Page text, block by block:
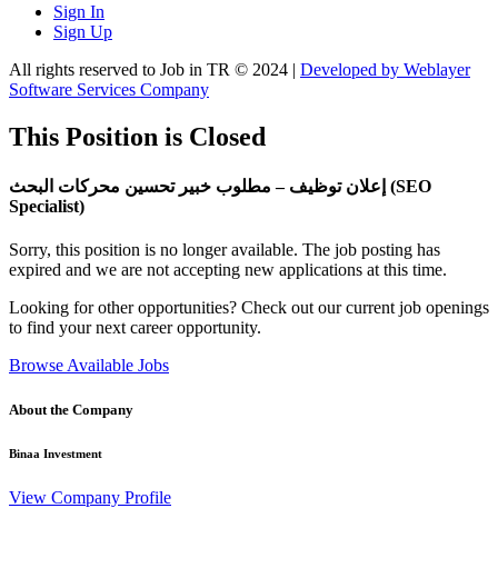
Sign In
Sign Up
All rights reserved to Job in TR © 2024 | Developed by Weblayer
Software Services Company
This Position is Closed
إعلان توظيف – مطلوب خبير تحسين محركات البحث (SEO
Specialist)
Sorry, this position is no longer available. The job posting has
expired and we are not accepting new applications at this time.
Looking for other opportunities? Check out our current job openings
to find your next career opportunity.
Browse Available Jobs
About the Company
Binaa Investment
View Company Profile